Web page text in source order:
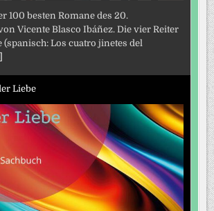
100 besten Romane des 20.
Vicente Blasco Ibáñez. Die vier Reiter
(spanisch: Los cuatro jinetes del
Liebe